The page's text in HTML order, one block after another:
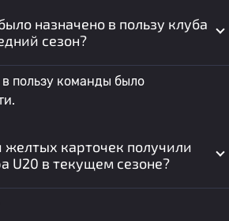
назначено в пользу клуба
сезон?
пользу команды было
желтых карточек получили
U20 в текущем сезоне?